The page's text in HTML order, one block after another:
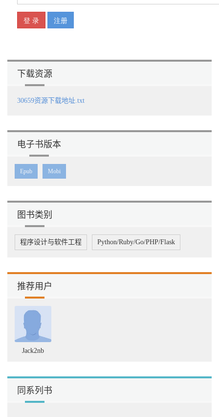
3.6.1 沪深股票列表 115
3.6.2 案例3-3：下载股票代码数据 116
3.6.3 CSV文件处理 119
3.7.2 案例3-4：下载近期股票数据 124
3.7.3 历史复权数据 130
3.7.4 案例3-5：下载历史复权数据 131
3.9 zwDat超大股票数据源与数据更新 143
3.10 数据归一化处理 153
3.10.1 中美股票数据格式差异 153
3.10.3 案例3-11：A股策略PAT实盘分析 156
4.1 投资组合与回报率 163
4.1.1 案例4-1：下载多组美股数据 163
4.1.2 案例4-2：投资组合收益计算 165
4.2 SMA均线策略 168
4.2.3 案例4-4：增强版SMA均线策略 173
4.2.4 案例4-5：A股版SMA均线策略 174
4.3.2 案例4-7：A股版均线交叉策略 178
4.4 VWAP动量策略 181
4.4.1 案例4-8：VWAP动量策略 182
4.4.2 案例4-9：A股版VWAP动量策略 183
4.5 布林带策略 183
4.6.1 案例4-12：RSI2策略 190
4.6.2 案例4-13：A股版RSI2策略 190
下载资源
30659资源下载地址.txt
电子书版本
Epub Mobi
图书类别
程序设计与软件工程 Python/Ruby/Go/PHP/Flask
推荐用户
Jack2nb
同系列书